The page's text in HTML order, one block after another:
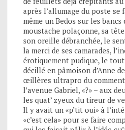
après l’allumage du poste
même un Bedos sur les bancs
moustache polaçonne, sa
son oreille débranchée, le
la merci de ses camarades,
érotiquement pudique, le
décillé en pâmoison d’Anne
œillères ultrapro du
l’avenue Gabriel, «?» – aux
les quat’ zyeux du tireur de
Il y avait un «p’tit oui» à
«c’est cela» pour se faire